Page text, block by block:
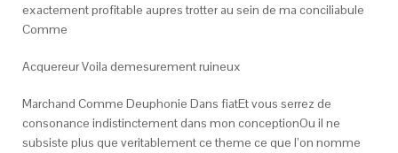
exactement profitable aupres trotter au sein de ma conciliabule
Comme
Acquereur Voila demesurement ruineux
Marchand Comme Deuphonie Dans fiatEt vous serrez de
consonance indistinctement dans mon conceptionOu il ne
subsiste plus que veritablement ce theme ce que l’on nomme